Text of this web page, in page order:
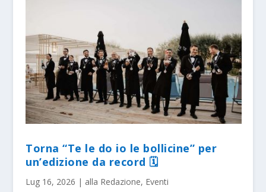
Torna “Te le do io le bollicine” per
un’edizione da record 🗓
Lug 16, 2026 | alla Redazione, Eventi